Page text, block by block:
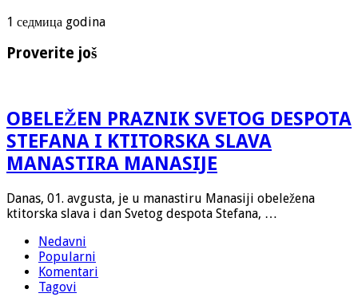
1 седмица godina
Proverite još
OBELEŽEN PRAZNIK SVETOG DESPOTA
STEFANA I KTITORSKA SLAVA
MANASTIRA MANASIJE
Danas, 01. avgusta, je u manastiru Manasiji obeležena
ktitorska slava i dan Svetog despota Stefana, …
Nedavni
Popularni
Komentari
Tagovi